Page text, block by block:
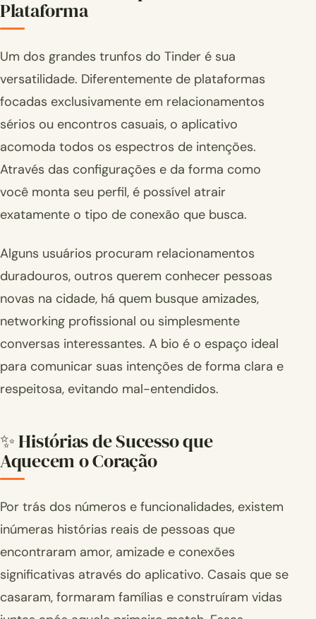
Plataforma
Um dos grandes trunfos do Tinder é sua
versatilidade. Diferentemente de plataformas
focadas exclusivamente em relacionamentos
sérios ou encontros casuais, o aplicativo
acomoda todos os espectros de intenções.
Através das configurações e da forma como
você monta seu perfil, é possível atrair
exatamente o tipo de conexão que busca.
Alguns usuários procuram relacionamentos
duradouros, outros querem conhecer pessoas
novas na cidade, há quem busque amizades,
networking profissional ou simplesmente
conversas interessantes. A bio é o espaço ideal
para comunicar suas intenções de forma clara e
respeitosa, evitando mal-entendidos.
✨ Histórias de Sucesso que
Aquecem o Coração
Por trás dos números e funcionalidades, existem
inúmeras histórias reais de pessoas que
encontraram amor, amizade e conexões
significativas através do aplicativo. Casais que se
casaram, formaram famílias e construíram vidas